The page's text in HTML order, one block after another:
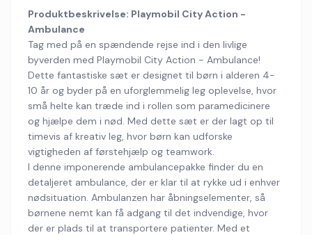
Produktbeskrivelse: Playmobil City Action -
Ambulance
Tag med på en spændende rejse ind i den livlige
byverden med Playmobil City Action - Ambulance!
Dette fantastiske sæt er designet til børn i alderen 4-
10 år og byder på en uforglemmelig leg oplevelse, hvor
små helte kan træde ind i rollen som paramedicinere
og hjælpe dem i nød. Med dette sæt er der lagt op til
timevis af kreativ leg, hvor børn kan udforske
vigtigheden af førstehjælp og teamwork.
I denne imponerende ambulancepakke finder du en
detaljeret ambulance, der er klar til at rykke ud i enhver
nødsituation. Ambulanzen har åbningselementer, så
børnene nemt kan få adgang til det indvendige, hvor
der er plads til at transportere patienter. Med et